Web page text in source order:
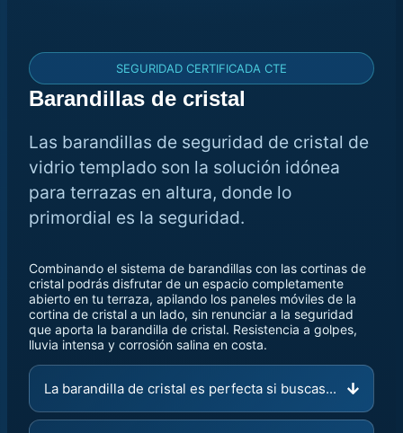
SEGURIDAD CERTIFICADA CTE
Barandillas de cristal
Las barandillas de seguridad de cristal de
vidrio templado son la solución idónea
para terrazas en altura, donde lo
primordial es la seguridad.
Combinando el sistema de barandillas con las cortinas de
cristal podrás disfrutar de un espacio completamente
abierto en tu terraza, apilando los paneles móviles de la
cortina de cristal a un lado, sin renunciar a la seguridad
que aporta la barandilla de cristal. Resistencia a golpes,
lluvia intensa y corrosión salina en costa.
La barandilla de cristal es perfecta si buscas...